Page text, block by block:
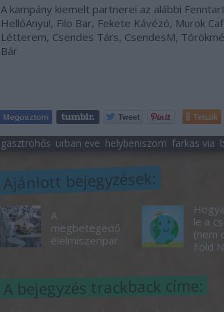
A kampány kiemelt partnerei az alábbi
HellóAnyu!, Filo Bar, Fekete Kávézó, Murok
Létterem, Csendes Társ, CsendesM,
Bár
Tetszik
gasztrohős urban eve helybeniszom farkas via
Ajánlott bejegyzések:
A
megbetegedő
élelmiszeripar
le a
(nem
Föld
A bejegyzés trackback címe: